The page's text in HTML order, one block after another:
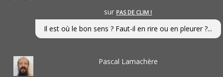
sur PAS DE CLIM !
Il est où le bon sens ? Faut-il en rire ou en pleurer ?...
Pascal Lamachère